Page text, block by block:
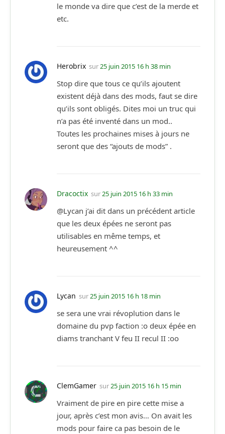
le monde va dire que c’est de la merde et
etc.
Herobrix sur25 juin 2015 16 h 38 min
Stop dire que tous ce qu’ils ajoutent
existent déjà dans des mods, faut se dire
qu’ils sont obligés. Dites moi un truc qui
n’a pas été inventé dans un mod..
Toutes les prochaines mises à jours ne
seront que des “ajouts de mods” .
Dracoctix sur25 juin 2015 16 h 33 min
@Lycan j’ai dit dans un précédent article
que les deux épées ne seront pas
utilisables en même temps, et
heureusement ^^
Lycan sur25 juin 2015 16 h 18 min
se sera une vrai révoplution dans le
domaine du pvp faction :o deux épée en
diams tranchant V feu II recul II :oo
ClemGamer sur25 juin 2015 16 h 15 min
Vraiment de pire en pire cette mise a
jour, après c’est mon avis… On avait les
mods pour faire ca pas besoin de le